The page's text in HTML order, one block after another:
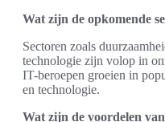
Wat zijn de opkomende
Sectoren zoals
technologie zijn volop in
IT-beroepen groeien in
en technologie.
Wat zijn de voordelen